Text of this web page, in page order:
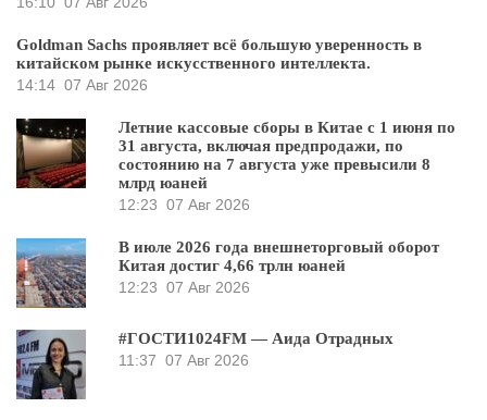
Goldman Sachs проявляет всё большую уверенность в
китайском рынке искусственного интеллекта.
14:14 07 Авг 2026
Летние кассовые сборы в Китае с 1 июня по
31 августа, включая предпродажи, по
состоянию на 7 августа уже превысили 8
млрд юаней
12:23 07 Авг 2026
В июле 2026 года внешнеторговый оборот
Китая достиг 4,66 трлн юаней
12:23 07 Авг 2026
#ГОСТИ1024FM — Аида Отрадных
11:37 07 Авг 2026